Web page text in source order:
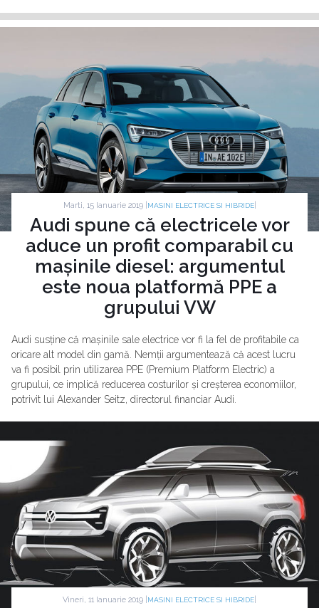
Marti, 15 Ianuarie 2019 | MASINI ELECTRICE SI HIBRIDE|
Audi spune că electricele vor
aduce un profit comparabil cu
mașinile diesel: argumentul
este noua platformă PPE a
grupului VW
Audi susține că mașinile sale electrice vor fi la fel de profitabile ca
oricare alt model din gamă. Nemții argumentează că acest lucru
va fi posibil prin utilizarea PPE (Premium Platform Electric) a
grupului, ce implică reducerea costurilor și creșterea economiilor,
potrivit lui Alexander Seitz, directorul financiar Audi.
Vineri, 11 Ianuarie 2019 | MASINI ELECTRICE SI HIBRIDE